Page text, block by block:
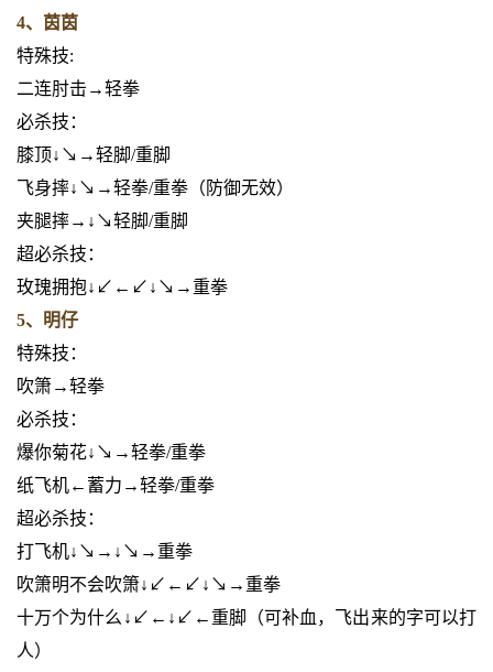
4、茵茵
特殊技:
二连肘击→轻拳
必杀技：
膝顶↓↘→轻脚/重脚
飞身摔↓↘→轻拳/重拳（防御无效）
夹腿摔→↓↘轻脚/重脚
超必杀技：
玫瑰拥抱↓↙←↙↓↘→重拳
5、明仔
特殊技：
吹箫→轻拳
必杀技：
爆你菊花↓↘→轻拳/重拳
纸飞机←蓄力→轻拳/重拳
超必杀技：
打飞机↓↘→↓↘→重拳
吹箫明不会吹箫↓↙←↙↓↘→重拳
十万个为什么↓↙←↓↙←重脚（可补血，飞出来的字可以打
人）